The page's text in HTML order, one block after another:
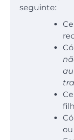
seguinte:
ou